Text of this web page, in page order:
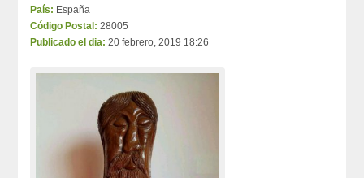
País: España
Código Postal: 28005
Publicado el dia: 20 febrero, 2019 18:26